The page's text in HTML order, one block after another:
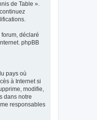
de Table ».
déclaré
phpBB
pays où
à Internet si
modifie,
dans notre
responsables